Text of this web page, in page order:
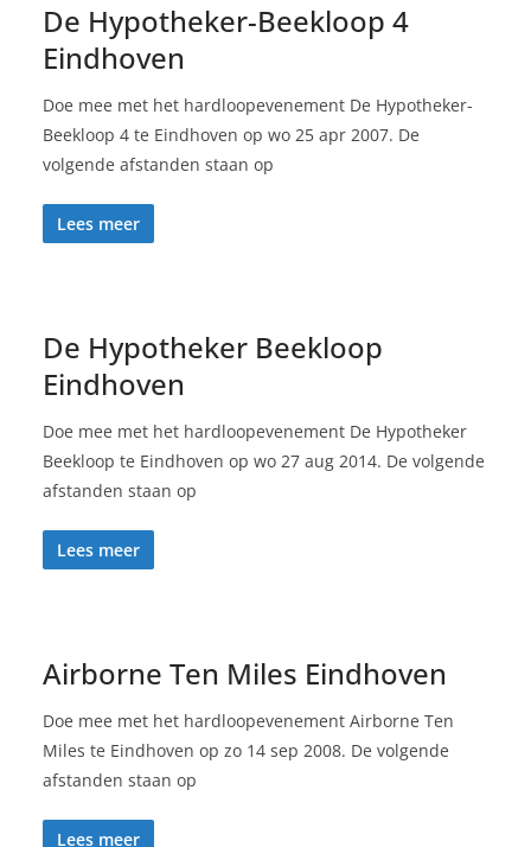
De Hypotheker-Beekloop 4
Eindhoven
Doe mee met het hardloopevenement De Hypotheker-
Beekloop 4 te Eindhoven op wo 25 apr 2007. De
volgende afstanden staan op
Lees meer
De Hypotheker Beekloop
Eindhoven
Doe mee met het hardloopevenement De Hypotheker
Beekloop te Eindhoven op wo 27 aug 2014. De volgende
afstanden staan op
Lees meer
Airborne Ten Miles Eindhoven
Doe mee met het hardloopevenement Airborne Ten
Miles te Eindhoven op zo 14 sep 2008. De volgende
afstanden staan op
Lees meer